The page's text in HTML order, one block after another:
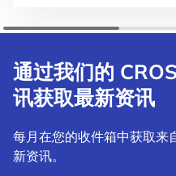
通过我们的
讯获取最新资讯
每月在您的收件箱中获取来
新资讯。